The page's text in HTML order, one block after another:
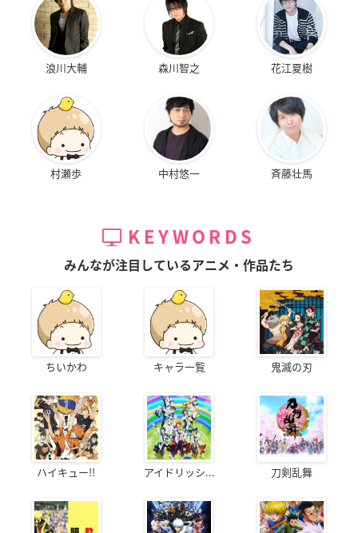
浪川大輔 森川智之 花江夏樹
村瀬歩 中村悠一 斉藤壮馬
KEYWORDS
みんなが注目しているアニメ・作品たち
ちいかわ キャラ一覧 鬼滅の刃
ハイキュー!! アイドリッシ... 刀剣乱舞